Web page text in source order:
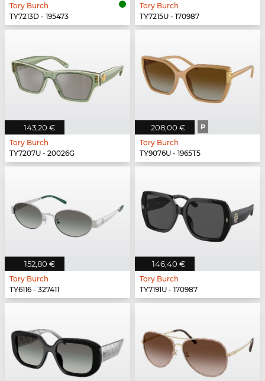
Tory Burch
TY7213D - 195473
Tory Burch
TY7215U - 170987
143,20 €
Tory Burch
TY7207U - 20026G
208,00 € P
Tory Burch
TY9076U - 1965T5
152,80 €
Tory Burch
TY6116 - 327411
146,40 €
Tory Burch
TY7191U - 170987